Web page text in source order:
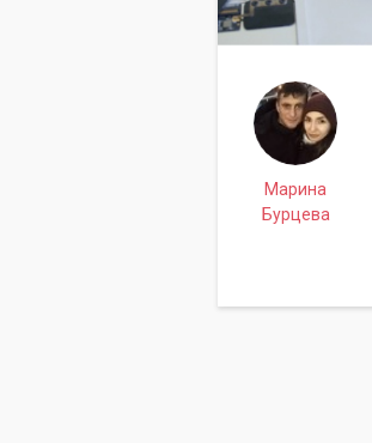
Марина
Бурцева